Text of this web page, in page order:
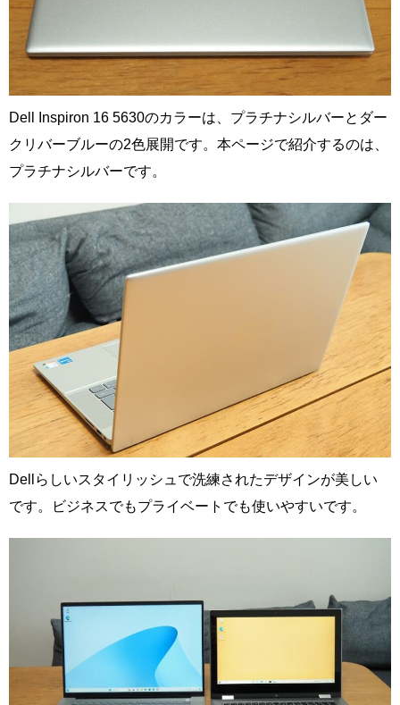
Dell Inspiron 16 5630のカラーは、プラチナシルバーとダー
クリバーブルーの2色展開です。本ページで紹介するのは、
プラチナシルバーです。
Dellらしいスタイリッシュで洗練されたデザインが美しい
です。ビジネスでもプライベートでも使いやすいです。